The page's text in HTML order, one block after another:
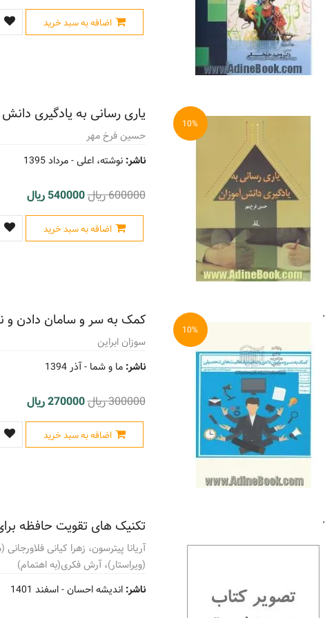
اضافه به سبد خرید
10% یاری رسانی به یادگیری
حسین فرخ مهر
ناشر: نوشته، اعلی -مرداد 1395
600000 ریال 540000 ریال
اضافه به سبد خرید
10% کمک به سر و سامان دادن و
سوزان ابراین
ناشر: ما و شما -آذر 1394
300000 ریال 270000 ریال
اضافه به سبد خرید
تکنیک های تقویت حافظه
آریانا پیترسون، زهرا کیانی
(ویراستار)، آرش فکری(به اهتمام)
ناشر: اندیشه احسان -اسفند 1401